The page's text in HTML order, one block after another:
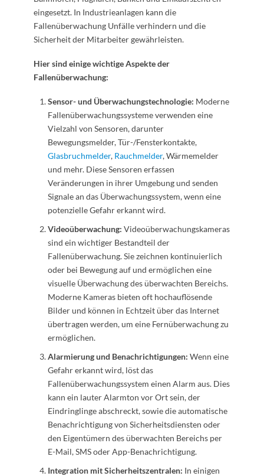
eingesetzt. In Industrieanlagen kann die
Fallenüberwachung Unfälle verhindern und die
Sicherheit der Mitarbeiter gewährleisten.
Hier sind einige wichtige Aspekte der
Fallenüberwachung:
Sensor- und Überwachungstechnologie: Moderne
Fallenüberwachungssysteme verwenden eine
Vielzahl von Sensoren, darunter
Bewegungsmelder, Tür-/Fensterkontakte,
Glasbruchmelder, Rauchmelder, Wärmemelder
und mehr. Diese Sensoren erfassen
Veränderungen in ihrer Umgebung und senden
Signale an das Überwachungssystem, wenn eine
potenzielle Gefahr erkannt wird.
Videoüberwachung: Videoüberwachungskameras
sind ein wichtiger Bestandteil der
Fallenüberwachung. Sie zeichnen kontinuierlich
oder bei Bewegung auf und ermöglichen eine
visuelle Überwachung des überwachten Bereichs.
Moderne Kameras bieten oft hochauflösende
Bilder und können in Echtzeit über das Internet
übertragen werden, um eine Fernüberwachung zu
ermöglichen.
Alarmierung und Benachrichtigungen: Wenn eine
Gefahr erkannt wird, löst das
Fallenüberwachungssystem einen Alarm aus. Dies
kann ein lauter Alarmton vor Ort sein, der
Eindringlinge abschreckt, sowie die automatische
Benachrichtigung von Sicherheitsdiensten oder
den Eigentümern des überwachten Bereichs per
E-Mail, SMS oder App-Benachrichtigung.
Integration mit Sicherheitszentralen: In einigen